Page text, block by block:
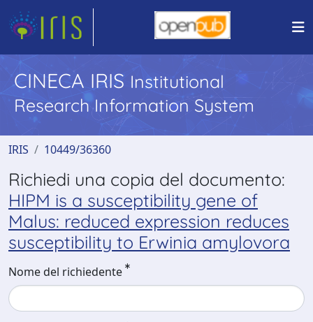
CINECA IRIS Institutional
Research Information System
IRIS 10449/36360
Richiedi una copia del documento:
HIPM is a susceptibility gene of
Malus: reduced expression reduces
susceptibility to Erwinia amylovora
Nome del richiedente